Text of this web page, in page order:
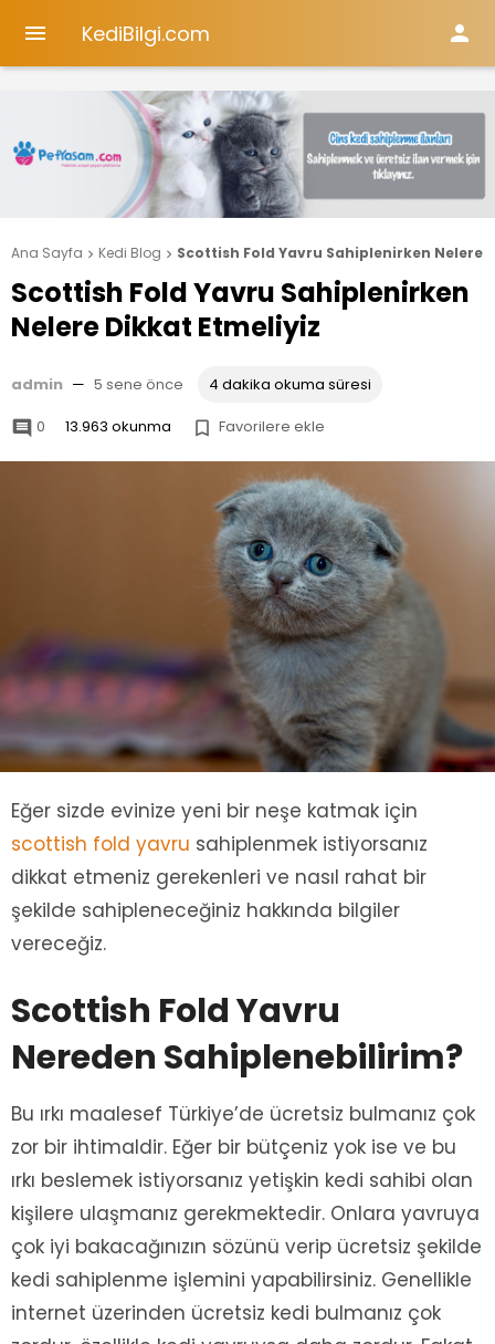
 KediBilgi.com 
Ana Sayfa  Kedi Blog  Scottish Fold Yavru Sahiplenirken Nelere
Scottish Fold Yavru Sahiplenirken
Nelere Dikkat Etmeliyiz
admin — 5 sene önce 4 dakika okuma süresi
 0 13.963 okunma  Favorilere ekle
Eğer sizde evinize yeni bir neşe katmak için
scottish fold yavru sahiplenmek istiyorsanız
dikkat etmeniz gerekenleri ve nasıl rahat bir
şekilde sahipleneceğiniz hakkında bilgiler
vereceğiz.
Scottish Fold Yavru
Nereden Sahiplenebilirim?
Bu ırkı maalesef Türkiye’de ücretsiz bulmanız çok
zor bir ihtimaldir. Eğer bir bütçeniz yok ise ve bu
ırkı beslemek istiyorsanız yetişkin kedi sahibi olan
kişilere ulaşmanız gerekmektedir. Onlara yavruya
çok iyi bakacağınızın sözünü verip ücretsiz şekilde
kedi sahiplenme işlemini yapabilirsiniz. Genellikle
internet üzerinden ücretsiz kedi bulmanız çok